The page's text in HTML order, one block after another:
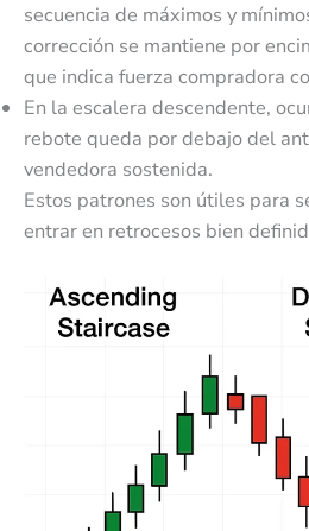
secuencia de máximos y
corrección se mantiene por
que indica fuerza compradora
En la escalera descendente,
rebote queda por debajo del
vendedora sostenida.
Estos patrones son útiles para
entrar en retrocesos bien